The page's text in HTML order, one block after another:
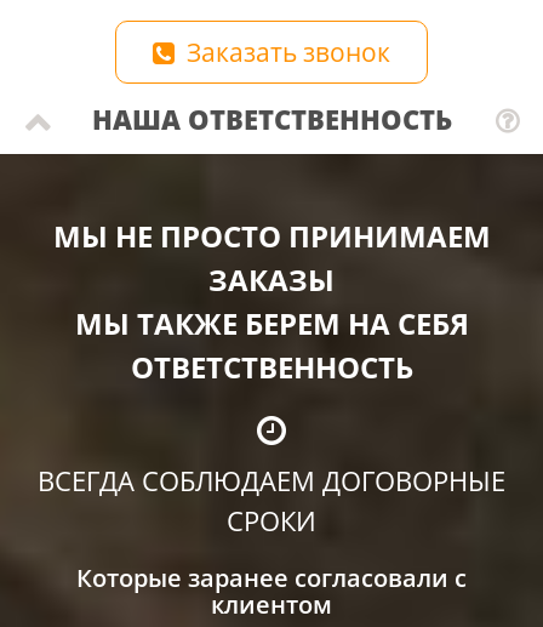
Заказать звонок
НАША ОТВЕТСТВЕННОСТЬ
МЫ НЕ ПРОСТО ПРИНИМАЕМ
ЗАКАЗЫ
МЫ ТАКЖЕ БЕРЕМ НА СЕБЯ
ОТВЕТСТВЕННОСТЬ
ВСЕГДА СОБЛЮДАЕМ ДОГОВОРНЫЕ
СРОКИ
Которые заранее согласовали с
клиентом